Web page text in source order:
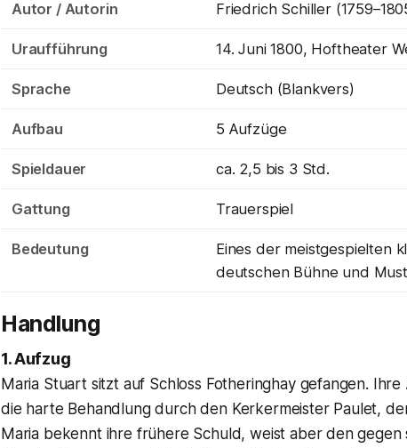
Autor / Autorin Friedrich Schiller
Uraufführung 14. Juni 1800, Hoftheater
Sprache Deutsch (Blankvers)
Aufbau 5 Aufzüge
Spieldauer ca. 2,5 bis 3 Std.
Gattung Trauerspiel
Bedeutung
Eines der meistgespielten
deutschen Bühne und
Handlung
1. Aufzug
Maria Stuart sitzt auf Schloss Fotheringhay gefangen.
die harte Behandlung durch den Kerkermeister Paulet,
Maria bekennt ihre frühere Schuld, weist aber den